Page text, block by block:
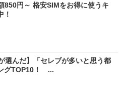
850円～ 格安SIMをお得に使うキ
！
選んだ】「セレブが多いと思う都
グTOP10！ ...